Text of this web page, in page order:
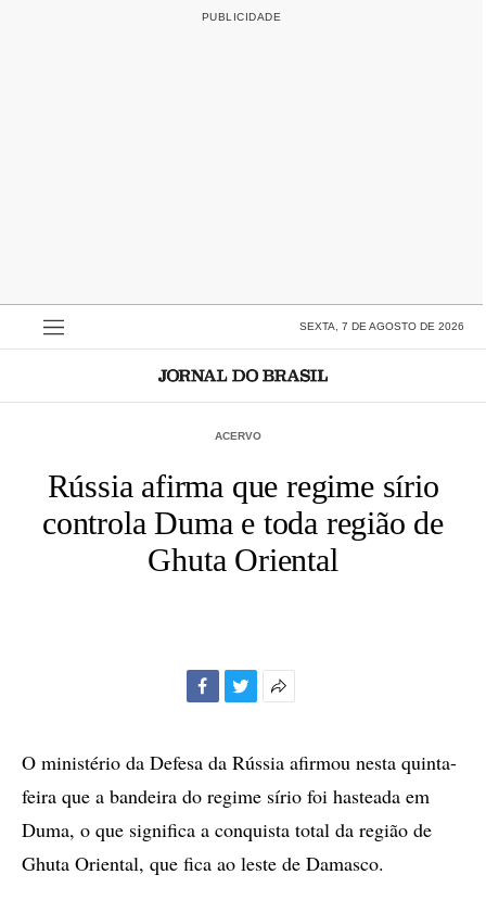
SEXTA, 7 DE AGOSTO DE 2026
ACERVO
Rússia afirma que regime sírio
controla Duma e toda região de
Ghuta Oriental
compartilhamento
O ministério da Defesa da Rússia afirmou nesta quinta-
feira que a bandeira do regime sírio foi hasteada em
Duma, o que significa a conquista total da região de
Ghuta Oriental, que fica ao leste de Damasco.